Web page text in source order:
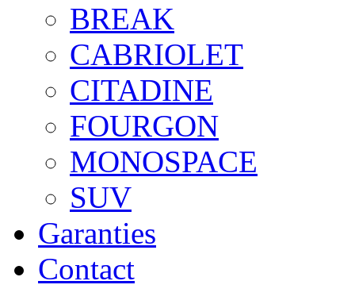
BREAK
CABRIOLET
CITADINE
FOURGON
MONOSPACE
SUV
Garanties
Contact